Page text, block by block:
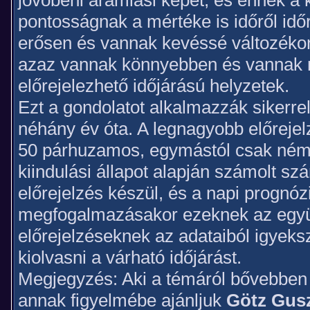
pontosságnak a mértéke is időről
erősen és vannak kevéssé
azaz vannak könnyebben és vannak
előrejelezhető időjárású helyzetek.
Ezt a gondolatot alkalmazzák
néhány év óta. A legnagyobb
50 párhuzamos, egymástól csak
kiindulási állapot alapján számolt
előrejelzés készül, és a napi
megfogalmazásakor ezeknek az
előrejelzéseknek az adataiból
kiolvasni a várható időjárást.
Megjegyzés: Aki a témáról
annak figyelmébe ajánljuk Götz